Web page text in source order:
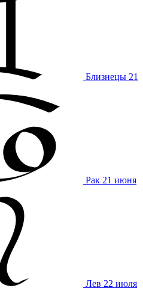
Близнецы 21
Рак 21 июня
Лев 22 июля